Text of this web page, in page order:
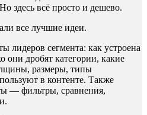
здесь всё просто и дешево.
все лучшие идеи.
лидеров сегмента: как устроена
они дробят категории, какие
размеры, типы
в контенте. Также
— фильтры, сравнения,